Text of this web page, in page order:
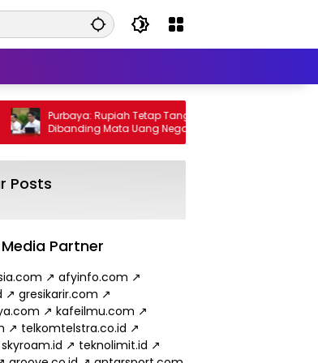
Purbaya: Rupiah Tetap Tangguh
Dibanding Mata Uang Negara Lain
Posts
Partner
↗ afyinfo.com ↗
↗ gresikarir.com ↗
↗ kafeilmu.com ↗
↗ telkomtelstra.co.id ↗
skyroam.id ↗ teknolimit.id ↗